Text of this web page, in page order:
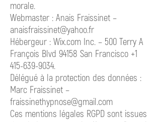
morale.
Webmaster : Anais Fraissinet –
anaisfraissinet@yahoo.fr
Hébergeur : Wix.com Inc. – 500 Terry A
François Blvd 94158 San Francisco +1
415-639-9034.
Délégué à la protection des données :
Marc Fraissinet –
fraissinethypnose@gmail.com
Ces mentions légales RGPD sont issues